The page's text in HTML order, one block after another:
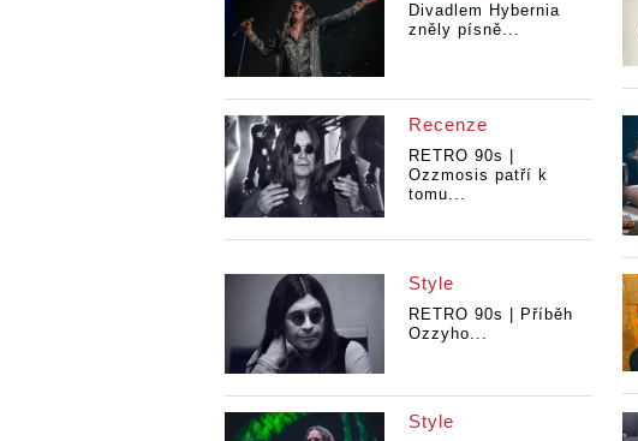
Divadlem Hybernia
zněly písně...
Recenze
RETRO 90s |
Ozzmosis patří k
tomu...
Style
RETRO 90s | Příběh
Ozzyho...
Style